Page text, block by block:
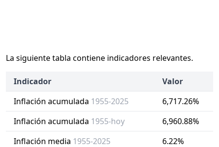
La siguiente tabla contiene indicadores relevantes.
Indicador
Valor
Inflación acumulada 1955-2025
6,717.26%
Inflación acumulada 1955-hoy
6,960.88%
Inflación media 1955-2025
6.22%